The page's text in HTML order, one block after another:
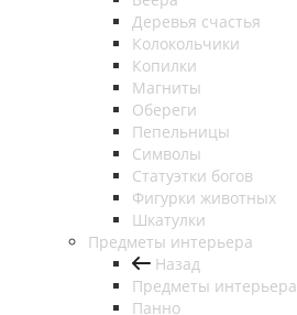
Деревья счастья
Колокольчики
Копилки
Магниты
Обереги
Пепельницы
Символы
Статуэтки богов
Фигурки животных
Шкатулки
Предметы интерьера
Назад
Предметы интерьера
Панно